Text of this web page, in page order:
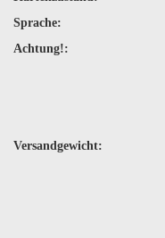
Sprache:
Achtung!:
Versandgewicht: